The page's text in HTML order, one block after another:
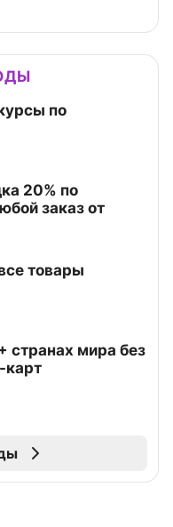
по
20% по
заказ от
товары
странах мира без
карт